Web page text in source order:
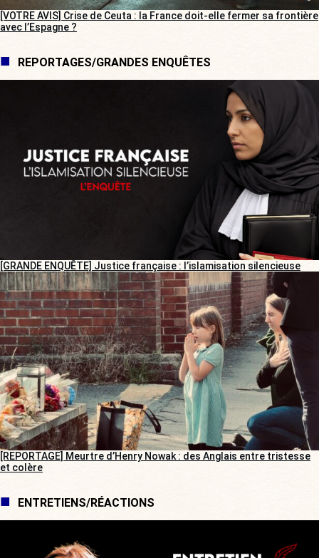
[VOTRE AVIS] Crise de Ceuta : la France doit-elle fermer sa frontière
avec l’Espagne ?
REPORTAGES/GRANDES ENQUÊTES
[GRANDE ENQUÊTE] Justice française : l’islamisation silencieuse
[REPORTAGE] Meurtre d’Henry Nowak : des Anglais entre tristesse
et colère
ENTRETIENS/RÉACTIONS